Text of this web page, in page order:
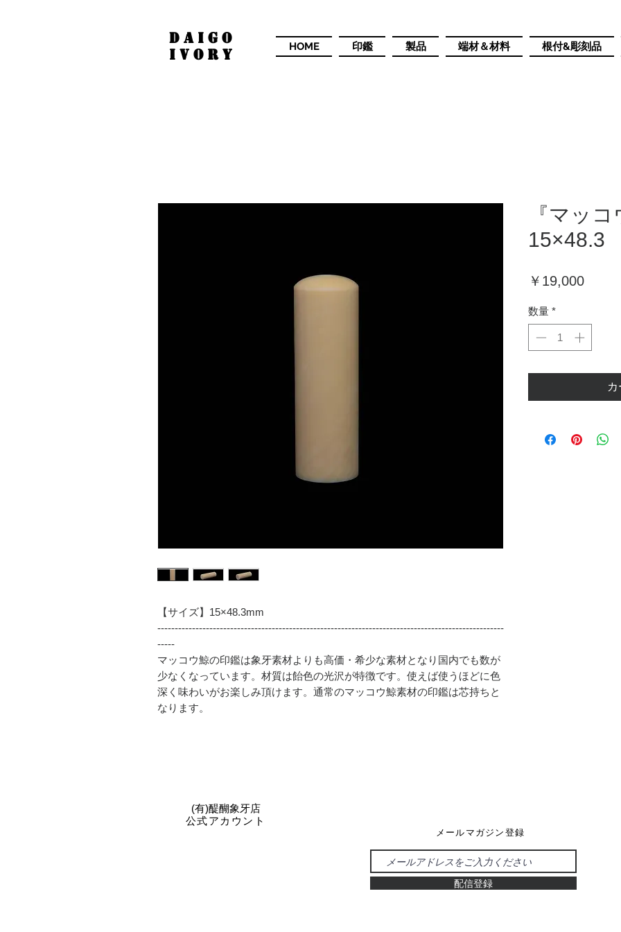
​DAIGO
IVORY
HOME 印鑑 製品 端材＆材料 根付&彫刻品
【サイズ】15×48.3mm
----------------------------------------------------------------------------------------------------
-----
マッコウ鯨の印鑑は象牙素材よりも高価・希少な素材となり国内でも数が
少なくなっています。材質は飴色の光沢が特徴です。使えば使うほどに色
深く味わいがお楽しみ頂けます。通常のマッコウ鯨素材の印鑑は芯持ちと
なります。
『マッ
15×48.3
￥19,000価
数量 *
​(有)醍醐象牙店
公式アカウント
メールマガジン登録
配信登録